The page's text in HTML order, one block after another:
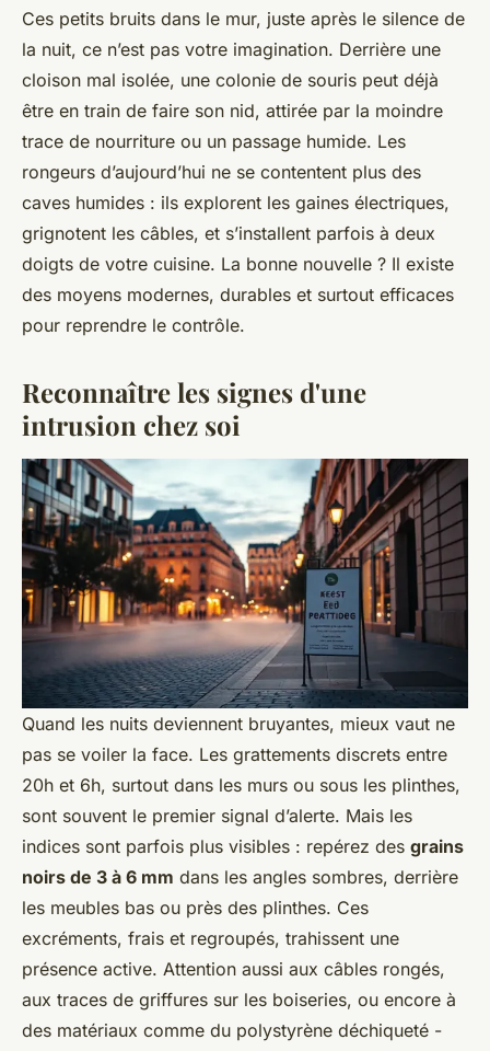
Ces petits bruits dans le mur, juste après le silence de
la nuit, ce n’est pas votre imagination. Derrière une
cloison mal isolée, une colonie de souris peut déjà
être en train de faire son nid, attirée par la moindre
trace de nourriture ou un passage humide. Les
rongeurs d’aujourd’hui ne se contentent plus des
caves humides : ils explorent les gaines électriques,
grignotent les câbles, et s’installent parfois à deux
doigts de votre cuisine. La bonne nouvelle ? Il existe
des moyens modernes, durables et surtout efficaces
pour reprendre le contrôle.
Reconnaître les signes d'une
intrusion chez soi
Quand les nuits deviennent bruyantes, mieux vaut ne
pas se voiler la face. Les grattements discrets entre
20h et 6h, surtout dans les murs ou sous les plinthes,
sont souvent le premier signal d’alerte. Mais les
indices sont parfois plus visibles : repérez des grains
noirs de 3 à 6 mm dans les angles sombres, derrière
les meubles bas ou près des plinthes. Ces
excréments, frais et regroupés, trahissent une
présence active. Attention aussi aux câbles rongés,
aux traces de griffures sur les boiseries, ou encore à
des matériaux comme du polystyrène déchiqueté -